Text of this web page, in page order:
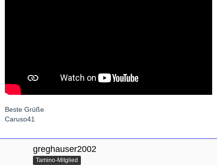
Beste Grüße
Caruso41
greghauser2002
Tamino-Mitglied